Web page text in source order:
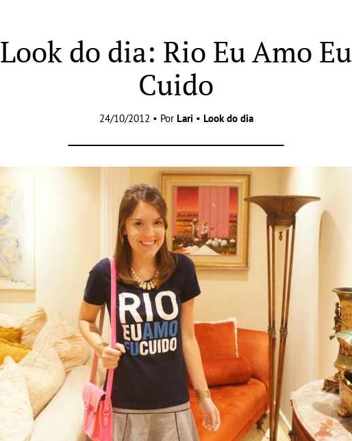
Look do dia: Rio Eu Amo Eu
Cuido
24/10/2012 • Por Lari • Look do dia